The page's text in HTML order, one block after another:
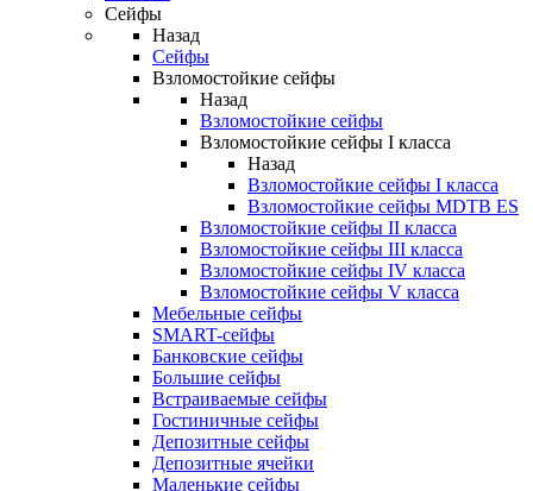
Сейфы
Назад
Сейфы
Взломостойкие сейфы
Назад
Взломостойкие сейфы
Взломостойкие сейфы I класса
Назад
Взломостойкие сейфы I класса
Взломостойкие сейфы MDTB ES
Взломостойкие сейфы II класса
Взломостойкие сейфы III класса
Взломостойкие сейфы IV класса
Взломостойкие сейфы V класса
Мебельные сейфы
SMART-сейфы
Банковские сейфы
Большие сейфы
Встраиваемые сейфы
Гостиничные сейфы
Депозитные сейфы
Депозитные ячейки
Маленькие сейфы